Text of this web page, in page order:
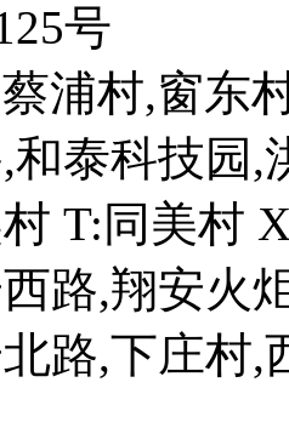
号
浦村,窗东
和泰科技园
村 T:同美村
路,翔安火
路,下庄村